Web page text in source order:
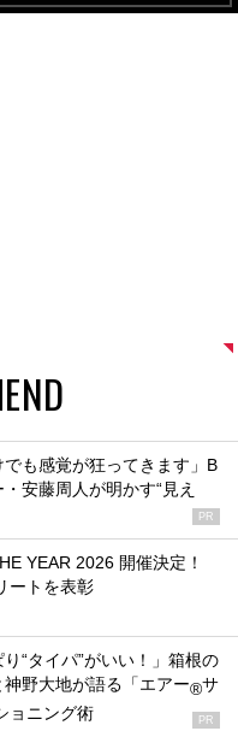
でも感覚が狂ってきます」B
安藤周人が明かす“見え
PR
YEAR 2026 開催決定！
ートを表彰
“タイパ”がいい！」箱根の
野大地が語る「エアー®サ
ョニング術 PR